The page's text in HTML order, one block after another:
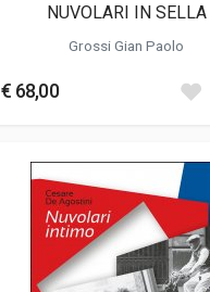
NUVOLARI IN SELLA
Grossi Gian Paolo
€ 68,00